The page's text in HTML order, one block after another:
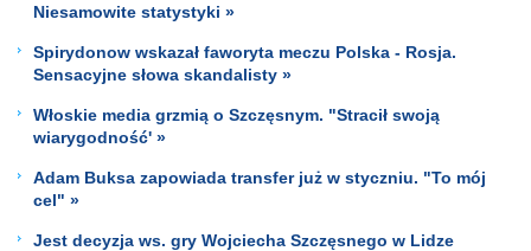
Niesamowite statystyki »
Spirydonow wskazał faworyta meczu Polska - Rosja.
Sensacyjne słowa skandalisty »
Włoskie media grzmią o Szczęsnym. "Stracił swoją
wiarygodność' »
Adam Buksa zapowiada transfer już w styczniu. "To mój
cel" »
Jest decyzja ws. gry Wojciecha Szczęsnego w Lidze